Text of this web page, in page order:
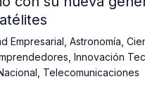
Empresarial , Astronomía,
, Innovación
, Telecomunicaciones